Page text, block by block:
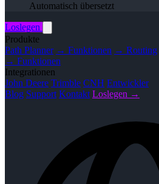
Automatisch übersetzt
Loslegen
Produkte
Path Planner → Funktionen → Routing
→ Funktionen
Integrationen
John Deere Trimble CNH Entwickler
Blog Support Kontakt Loslegen →